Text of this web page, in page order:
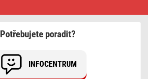
Potřebujete poradit?
INFOCENTRUM